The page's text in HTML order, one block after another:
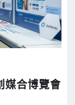
媒合博覽會